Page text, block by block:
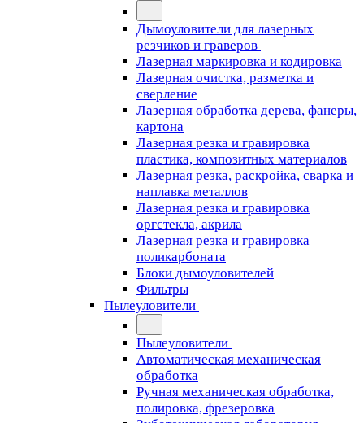
Дымоуловители для лазерных
резчиков и граверов
Лазерная маркировка и кодировка
Лазерная очистка, разметка и
сверление
Лазерная обработка дерева, фанеры,
картона
Лазерная резка и гравировка
пластика, композитных материалов
Лазерная резка, раскройка, сварка и
наплавка металлов
Лазерная резка и гравировка
оргстекла, акрила
Лазерная резка и гравировка
поликарбоната
Блоки дымоуловителей
Фильтры
Пылеуловители
Пылеуловители
Автоматическая механическая
обработка
Ручная механическая обработка,
полировка, фрезеровка